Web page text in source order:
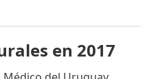
en 2017